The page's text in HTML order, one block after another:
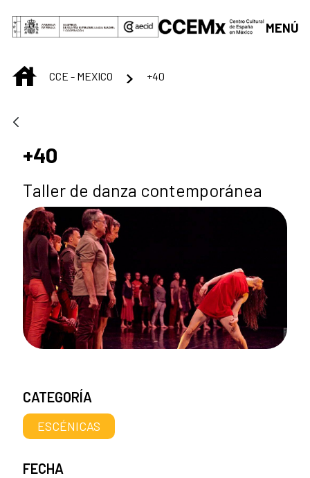
Saltar al contenido principal
MENÚ
INICIOCCE - MEXICO +40
+40
Taller de danza contemporánea
CATEGORÍA
ESCÉNICAS
FECHA